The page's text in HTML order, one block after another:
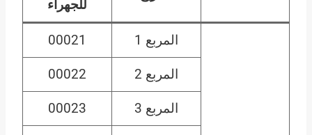
للجهراء
المربع 1 00021
المربع 2 00022
المربع 3 00023